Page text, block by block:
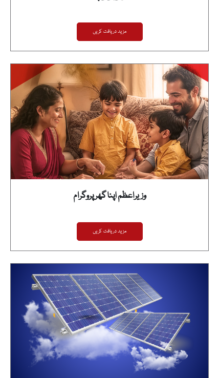
مزید دریافت کریں
وزیراعظم اپنا گھر پروگرام
مزید دریافت کریں